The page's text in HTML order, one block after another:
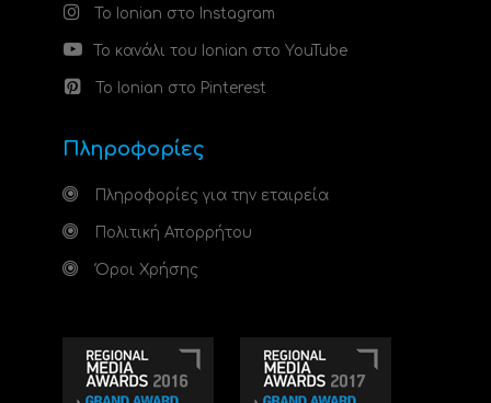
Το Ionian στο Instagram
Το κανάλι του Ionian στο YouTube
Το Ionian στο Pinterest
Πληροφορίες
Πληροφορίες για την εταιρεία
Πολιτική Απορρήτου
Όροι Χρήσης